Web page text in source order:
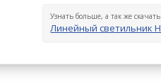
Узнать больше, а так же
Линейный светильник